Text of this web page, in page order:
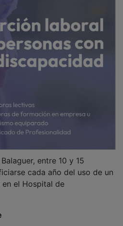
cada año del uso de un
el Hospital de